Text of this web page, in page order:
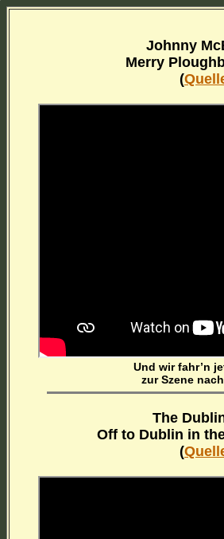
Johnny
Merry
(
Und wir fahr’n
zur Szene
The
Off to Dublin in
(